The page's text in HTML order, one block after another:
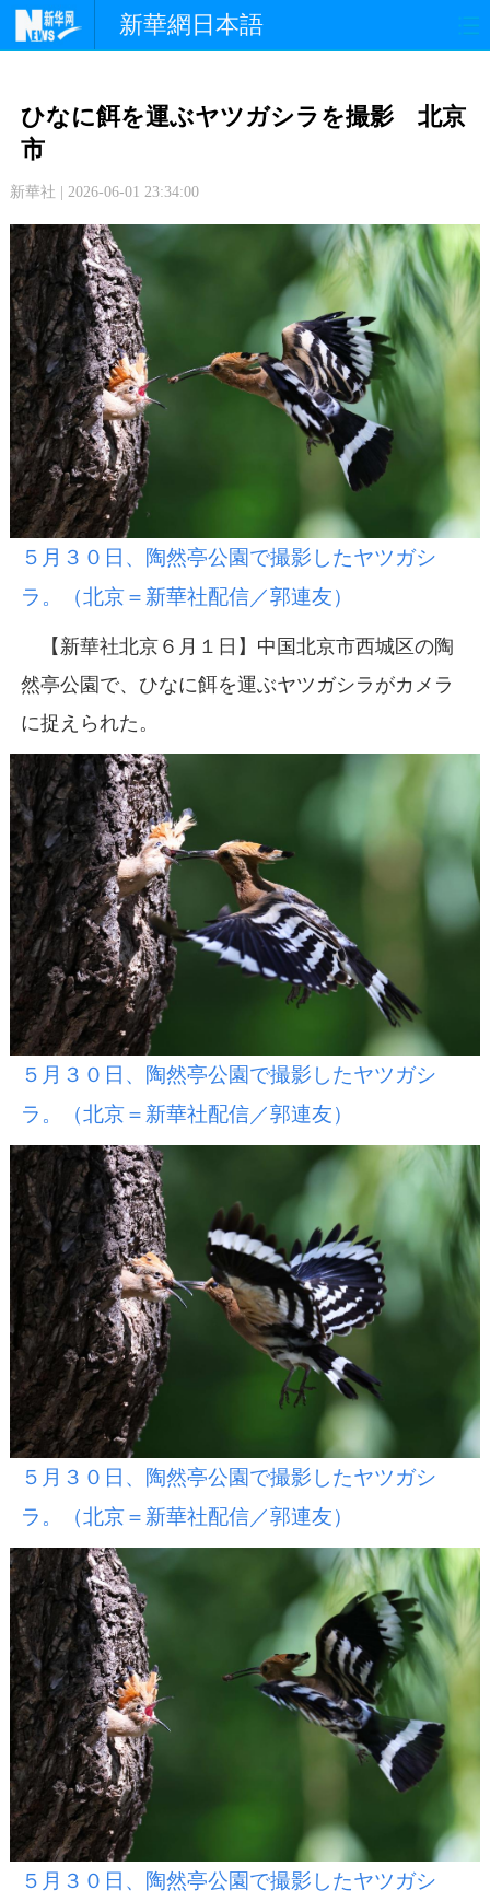
新華網日本語
中日交流
写 真
ひなに餌を運ぶヤツガシラを撮影 北京
市
新華社 | 2026-06-01 23:34:00
５月３０日、陶然亭公園で撮影したヤツガシ
ラ。（北京＝新華社配信／郭連友）
【新華社北京６月１日】中国北京市西城区の陶
然亭公園で、ひなに餌を運ぶヤツガシラがカメラ
に捉えられた。
５月３０日、陶然亭公園で撮影したヤツガシ
ラ。（北京＝新華社配信／郭連友）
５月３０日、陶然亭公園で撮影したヤツガシ
ラ。（北京＝新華社配信／郭連友）
５月３０日、陶然亭公園で撮影したヤツガシ